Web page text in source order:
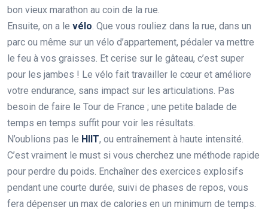
bon vieux marathon au coin de la rue.
Ensuite, on a le vélo. Que vous rouliez dans la rue, dans un
parc ou même sur un vélo d’appartement, pédaler va mettre
le feu à vos graisses. Et cerise sur le gâteau, c’est super
pour les jambes ! Le vélo fait travailler le cœur et améliore
votre endurance, sans impact sur les articulations. Pas
besoin de faire le Tour de France ; une petite balade de
temps en temps suffit pour voir les résultats.
N’oublions pas le HIIT, ou entraînement à haute intensité.
C’est vraiment le must si vous cherchez une méthode rapide
pour perdre du poids. Enchaîner des exercices explosifs
pendant une courte durée, suivi de phases de repos, vous
fera dépenser un max de calories en un minimum de temps.